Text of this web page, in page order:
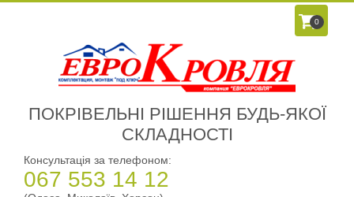
0
ПОКРІВЕЛЬНІ РІШЕННЯ БУДЬ-ЯКОЇ
СКЛАДНОСТІ
Консультація за телефоном:
067 553 14 12